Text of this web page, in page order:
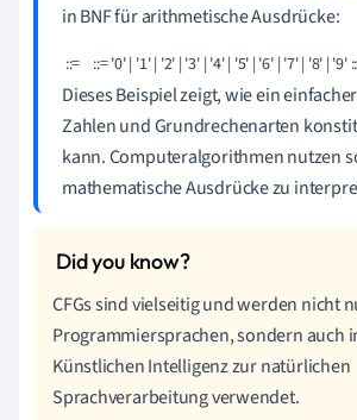
in BNF für arithmetische Ausdrücke:
::= ::= '0' | '1' | '2' | '3' | '4' | '5' | '6' | '7' | '8' | '9'
Dieses Beispiel zeigt, wie ein
Zahlen und Grundrechenarten
kann. Computeralgorithmen nutzen
mathematische Ausdrücke zu
CFGs sind vielseitig und werden nicht
Programmiersprachen, sondern auch
Künstlichen Intelligenz zur natürlichen
Sprachverarbeitung verwendet.